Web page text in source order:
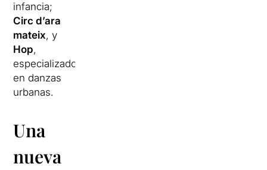
infancia;
Circ d’ara
mateix, y
Hop,
especializado
en danzas
urbanas.
Una
nueva